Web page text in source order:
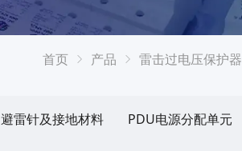
首页 产品 雷击过电压保护器
避雷针及接地材料 PDU电源分配单元